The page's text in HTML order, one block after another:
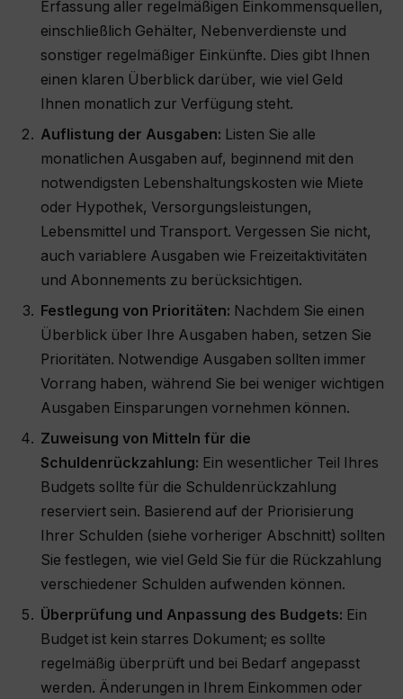
Erfassung aller regelmäßigen Einkommensquellen,
einschließlich Gehälter, Nebenverdienste und
sonstiger regelmäßiger Einkünfte. Dies gibt Ihnen
einen klaren Überblick darüber, wie viel Geld
Ihnen monatlich zur Verfügung steht.
Auflistung der Ausgaben: Listen Sie alle
monatlichen Ausgaben auf, beginnend mit den
notwendigsten Lebenshaltungskosten wie Miete
oder Hypothek, Versorgungsleistungen,
Lebensmittel und Transport. Vergessen Sie nicht,
auch variablere Ausgaben wie Freizeitaktivitäten
und Abonnements zu berücksichtigen.
Festlegung von Prioritäten: Nachdem Sie einen
Überblick über Ihre Ausgaben haben, setzen Sie
Prioritäten. Notwendige Ausgaben sollten immer
Vorrang haben, während Sie bei weniger wichtigen
Ausgaben Einsparungen vornehmen können.
Zuweisung von Mitteln für die
Schuldenrückzahlung: Ein wesentlicher Teil Ihres
Budgets sollte für die Schuldenrückzahlung
reserviert sein. Basierend auf der Priorisierung
Ihrer Schulden (siehe vorheriger Abschnitt) sollten
Sie festlegen, wie viel Geld Sie für die Rückzahlung
verschiedener Schulden aufwenden können.
Überprüfung und Anpassung des Budgets: Ein
Budget ist kein starres Dokument; es sollte
regelmäßig überprüft und bei Bedarf angepasst
werden. Änderungen in Ihrem Einkommen oder